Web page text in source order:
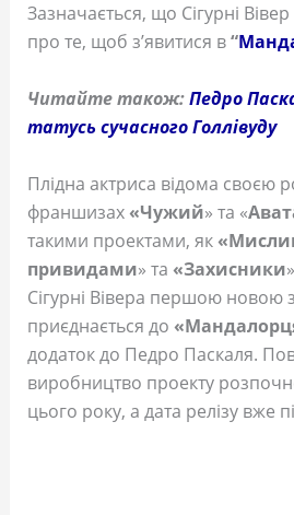
Зазначається, що Сігурні Вівер
про те, щоб з’явитися в“
Читайте також:Педро
татусь сучасного Голлівуду
Плідна актриса відома своєю
франшизах«Чужий» та «
такими проектами, як
привидами» та «Захисники
Сігурні Вівера першою новою
приєднається до
додаток до Педро Паскаля.
виробництво проекту
цього року, а дата релізу вже